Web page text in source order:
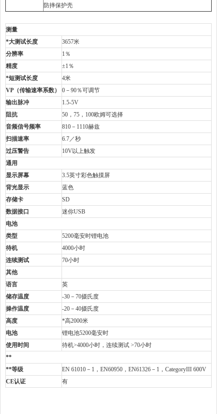
防摔保护壳
测量
*大测试长度
3657米
分辨率
1％
精度
±1％
*短测试长度
4米
VP（传输速率系数）
0－90％可调节
输出脉冲
1.5-5V
阻抗
50，75，100欧姆可选择
音频信号频率
810－1110赫兹
扫描速率
6.7／秒
过压警告
10V以上触发
通用
显示屏幕
3.5英寸彩色触摸屏
背光显示
蓝色
存储卡
SD
数据接口
迷你USB
电池
类型
5200毫安时锂电池
待机
4000小时
连续测试
70小时
其他
语言
英
储存温度
-30－70摄氏度
操作温度
-20－40摄氏度
高度
*高2000米
电池
锂电池5200毫安时
使用时间
待机>4000小时，连续测试 >70小时
**
**等级
EN 61010－1，EN60950，EN61326－1，CategoryIII 600V
CE认证
有